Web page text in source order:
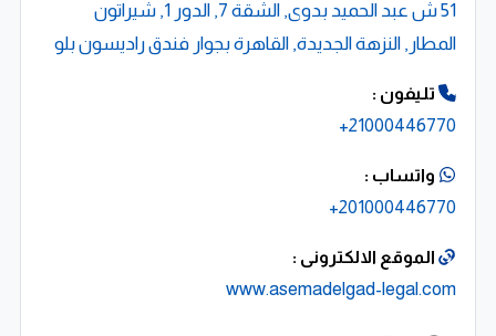
51 ش عبد الحميد بدوى, الشقة 7, الدور 1, شيراتون
المطار, النزهة الجديدة, القاهرة بجوار فندق راديسون بلو
تليفون :
21000446770+
واتساب :
201000446770+
الموقع الالكترونى :
www.asemadelgad-legal.com